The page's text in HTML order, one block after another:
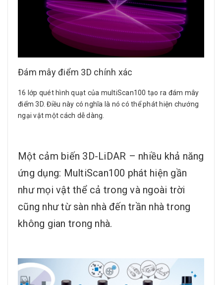
Đám mây điểm 3D chính xác
16 lớp quét hình quạt của multiScan100 tạo ra đám mây
điểm 3D. Điều này có nghĩa là nó có thể phát hiện chướng
ngại vật một cách dễ dàng.
Một cảm biến 3D-LiDAR – nhiều khả năng
ứng dụng: MultiScan100 phát hiện gần
như mọi vật thể cả trong và ngoài trời
cũng như từ sàn nhà đến trần nhà trong
không gian trong nhà.